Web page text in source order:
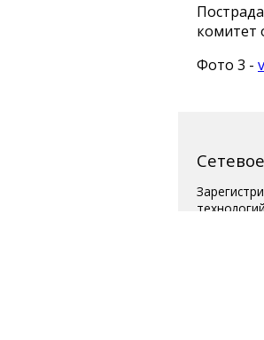
комитет
Фото 3 -